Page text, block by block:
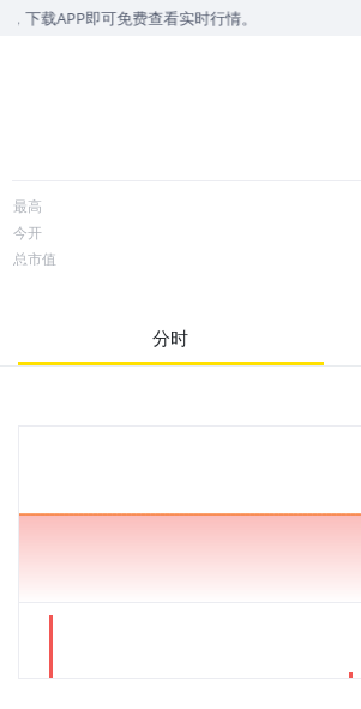
即可免费查看实时行情。
最高
今开
总市值
股息
分时